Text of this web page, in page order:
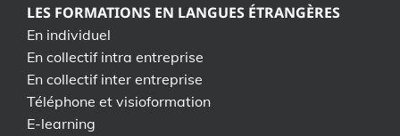
LES FORMATIONS EN LANGUES ÉTRANGÈRES
En individuel
En collectif intra entreprise
En collectif inter entreprise
Téléphone et visioformation
E-learning